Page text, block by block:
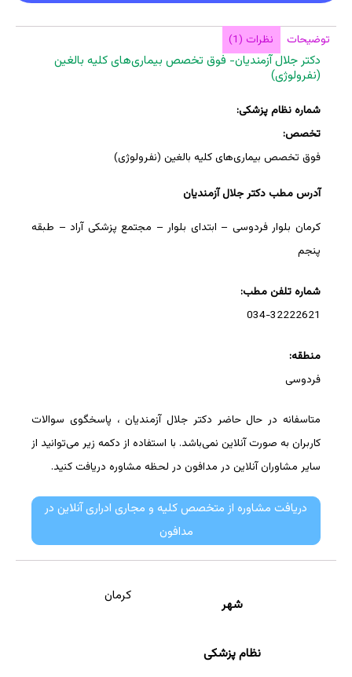
توضیحات نظرات (1)
دکتر جلال آزمندیان- فوق تخصص بیماری‌های کلیه بالغین
(نفرولوژی)
شماره نظام پزشکی:
تخصص:
فوق تخصص بیماری‌های کلیه بالغین (نفرولوژی)
آدرس مطب دکتر جلال آزمندیان
کرمان بلوار فردوسی – ابتدای بلوار – مجتمع پزشکی آراد – طبقه
پنجم
شماره تلفن مطب:
034-32222621
منطقه:
فردوسی
متاسفانه در حال حاضر دکتر جلال آزمندیان ، پاسخگوی سوالات
کاربران به صورت آنلاین نمی‌باشد. با استفاده از دکمه زیر می‌توانید از
سایر مشاوران آنلاین در مدافون در لحظه مشاوره دریافت کنید.
دریافت مشاوره از متخصص کلیه و مجاری ادراری آنلاین در
مدافون
شهر
کرمان
نظام پزشکی